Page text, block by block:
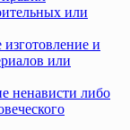
или
и
или
ненависти либо